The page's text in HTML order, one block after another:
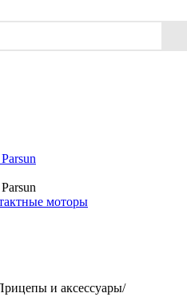
моторы
и аксессуары/